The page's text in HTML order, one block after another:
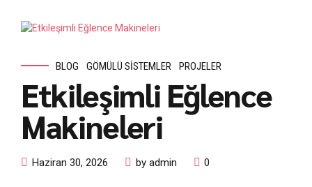
BLOG GÖMÜLÜ SISTEMLER PROJELER
Etkileşimli Eğlence
Makineleri
Haziran 30, 2026 by admin 0